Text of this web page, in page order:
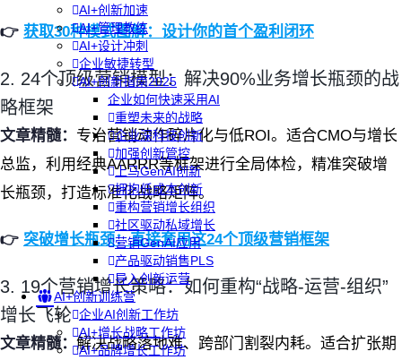
AI+创新加速
AI+管理教练
AI+设计冲刺
企业敏捷转型
AI+创新指南2025
企业如何快速采用AI
重塑未来的战略
企业深科技创新
加强创新管控
上马GenAI创新
拥抱低成本创新
重构营销增长组织
社区驱动私域增长
营销GenAI应用
产品驱动销售PLS
导入创新运营
AI+创新训练营
企业AI创新工作坊
AI+增长战略工作坊
AI+品牌增长工作坊
👉 获取30种模式图解：设计你的首个盈利闭环
2. 24个顶级营销模型：解决90%业务增长瓶颈的战
略框架
文章精髓： 专治营销动作碎片化与低ROI。适合CMO与增长
总监，利用经典AARRR等框架进行全局体检，精准突破增
长瓶颈，打造标准化战略矩阵。
👉 突破增长瓶颈：直接套用这24个顶级营销框架
3. 19个营销增长策略：如何重构“战略-运营-组织”
增长飞轮
文章精髓：解决战略落地难、跨部门割裂内耗。适合扩张期